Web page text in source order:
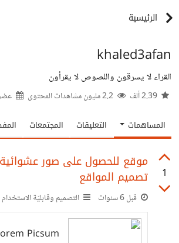
الرئيسية
khaled3afan
القراء لا يسرقون واللصوص لا يقرأون
المساهمات التعليقات المجتمعات
1
موقع للحصول على صور عشوائية
تصميم المواقع
قبل 6 سنوات التصميم وقابليّة الاستخدام
Picsum